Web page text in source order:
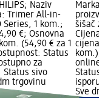
Naziv
Trimer All-in-
Series, 1 kom.;
€; Osnovna
(54,90 € za 1
Status
za
Status sivo
trgovinu
Marka:
šišač za
Cijena:
cijena: 1
kom.);
online
Status
Sve dm